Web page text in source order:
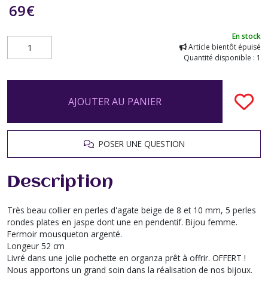
69€
En stock
Article bientôt épuisé
Quantité disponible : 1
AJOUTER AU PANIER
POSER UNE QUESTION
Description
Très beau collier en perles d'agate beige de 8 et 10 mm, 5 perles
rondes plates en jaspe dont une en pendentif. Bijou femme.
Fermoir mousqueton argenté.
Longeur 52 cm
Livré dans une jolie pochette en organza prêt à offrir. OFFERT !
Nous apportons un grand soin dans la réalisation de nos bijoux.